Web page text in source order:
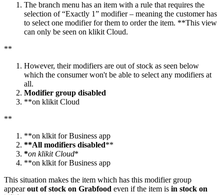
The branch menu has an item with a rule that requires the
selection of “Exactly 1” modifier – meaning the customer has
to select one modifier for them to order the item. **This view
can only be seen on klikit Cloud.
**
However, their modifiers are out of stock as seen below
which the consumer won't be able to select any modifiers at
all.
Modifier group disabled
**on klikit Cloud
**
**on klkit for Business app
**All modifiers disabled**
*on klikit Cloud*
**on klkit for Business app
This situation makes the item which has this modifier group
appearout of stock on Grabfood even if the item is in stock on